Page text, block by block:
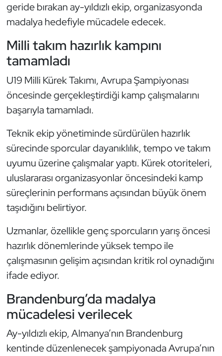
geride bırakan ay-yıldızlı ekip, organizasyonda
madalya hedefiyle mücadele edecek.
Milli takım hazırlık kampını
tamamladı
U19 Milli Kürek Takımı, Avrupa Şampiyonası
öncesinde gerçekleştirdiği kamp çalışmalarını
başarıyla tamamladı.
Teknik ekip yönetiminde sürdürülen hazırlık
sürecinde sporcular dayanıklılık, tempo ve takım
uyumu üzerine çalışmalar yaptı. Kürek otoriteleri,
uluslararası organizasyonlar öncesindeki kamp
süreçlerinin performans açısından büyük önem
taşıdığını belirtiyor.
Uzmanlar, özellikle genç sporcuların yarış öncesi
hazırlık dönemlerinde yüksek tempo ile
çalışmasının gelişim açısından kritik rol oynadığını
ifade ediyor.
Brandenburg’da madalya
mücadelesi verilecek
Ay-yıldızlı ekip, Almanya’nın Brandenburg
kentinde düzenlenecek şampiyonada Avrupa’nın
Eskrim
Futsal
Genel
Golf
Güreş
Halter
Hava Sporları
Hentbol
İşitme Engelli Sporcular
Judo ve Kuraş
Karate
Kayak